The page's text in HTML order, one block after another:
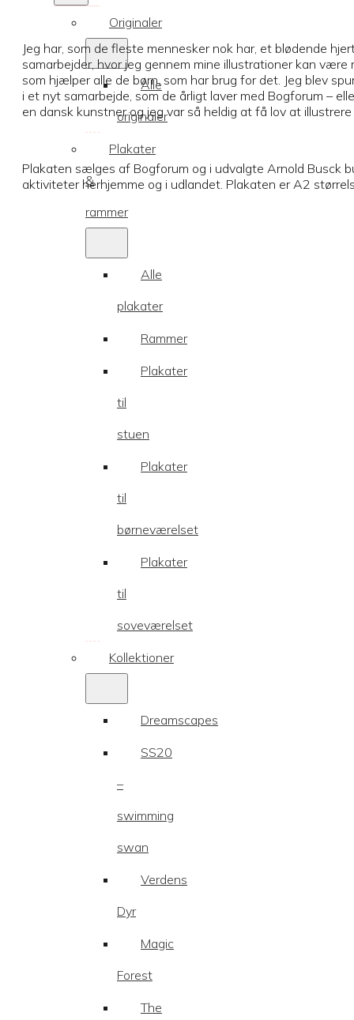
Originaler
Alle
originaler
Plakater
&
rammer
Alle
plakater
Rammer
Plakater
til
stuen
Plakater
til
børneværelset
Plakater
til
soveværelset
Kollektioner
Dreamscapes
SS20
–
swimming
swan
Verdens
Dyr
Magic
Forest
The
Jeg har, som de fleste mennesker nok har, et blødende
samarbejder, hvor jeg gennem mine illustrationer kan
som hjælper alle de børn, som har brug for det. Jeg blev
i et nyt samarbejde, som de årligt laver med Bogforum –
en dansk kunstner og jeg var så heldig at få lov at
Plakaten sælges af Bogforum og i udvalgte Arnold Busck
aktiviteter herhjemme og i udlandet. Plakaten er A2